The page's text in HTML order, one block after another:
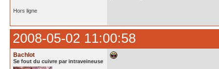
Hors ligne
2008-05-02 11:00:58
Bachlot
Se fout du cuivre par intraveineuse